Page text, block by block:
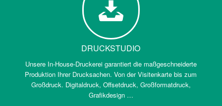
DRUCKSTUDIO
Unsere In-House-Druckerei garantiert die maßgeschneiderte
Produktion Ihrer Drucksachen. Von der Visitenkarte bis zum
Großdruck. Digitaldruck, Offsetdruck, Großformatdruck,
Grafikdesign …